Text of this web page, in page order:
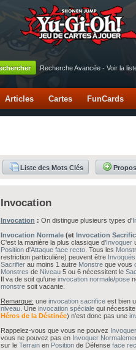
Recherche Avancée - Voir la
Articles Cartes FunCards
Liste des Mots Clés
Invocation
Invocation : On distingue plusieurs types d'
Invocation Normale(et Invocation
C'est la manière la plus classique d'Invoquer
Positiond'Attaque face recto. Tous les
restriction particulière) peuvent être Invoqués
Sacrifierau moins 1 autre Monstreque vous
Monstres de Niveau5 ou 6 nécessitent le
Il va de soit qu'une invocation normale/pose
monstresoit vacante.
Remarque: une invocation sacrificeest bien
niveau. Une invocation spécialequi nécessite
Héros de la Déstinée) n'est donc pas une
Rappelez-vous que vous ne pouvez
vous ne pouvez pas en Invoquer
sur le Terrainen Positionde Défense face